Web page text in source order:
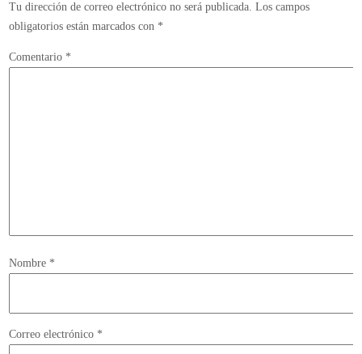
Tu dirección de correo electrónico no será publicada. Los campos
obligatorios están marcados con *
Comentario *
Nombre *
Correo electrónico *